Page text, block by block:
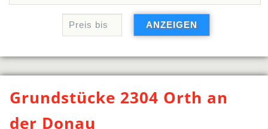
Grundstücke 2304 Orth an
der Donau